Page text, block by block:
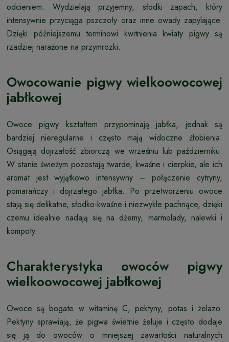
odcieniem. Wydzielają przyjemny, słodki zapach, który
intensywnie przyciąga pszczoły oraz inne owady zapylające.
Dzięki późniejszemu terminowi kwitnienia kwiaty pigwy są
rzadziej narażone na przymrozki.
Owocowanie pigwy wielkoowocowej
jabłkowej
Owoce pigwy kształtem przypominają jabłka, jednak są
bardziej nieregularne i często mają widoczne żłobienia.
Osiągają dojrzałość zbiorczą we wrześniu lub październiku.
W stanie świeżym pozostają twarde, kwaśne i cierpkie, ale ich
aromat jest wyjątkowo intensywny – połączenie cytryny,
pomarańczy i dojrzałego jabłka. Po przetworzeniu owoce
stają się delikatne, słodko-kwaśne i niezwykle pachnące, dzięki
czemu idealnie nadają się na dżemy, marmolady, nalewki i
kompoty.
Charakterystyka owoców pigwy
wielkoowocowej jabłkowej
Owoce są bogate w witaminę C, pektyny, potas i żelazo.
Pektyny sprawiają, że pigwa świetnie żeluje i często dodaje
się ją do owoców o mniejszej zawartości naturalnych